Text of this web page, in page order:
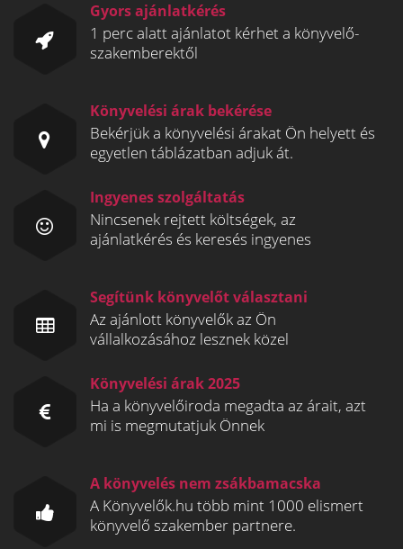
Gyors ajánlatkérés
1 perc alatt ajánlatot kérhet a könyvelő-
szakemberektől
Könyvelési árak bekérése
Bekérjük a könyvelési árakat Ön helyett és
egyetlen táblázatban adjuk át.
Ingyenes szolgáltatás
Nincsenek rejtett költségek, az
ajánlatkérés és keresés ingyenes
Segítünk könyvelőt választani
Az ajánlott könyvelők az Ön
vállalkozásához lesznek közel
Könyvelési árak 2025
Ha a könyvelőiroda megadta az árait, azt
mi is megmutatjuk Önnek
A könyvelés nem zsákbamacska
A Könyvelők.hu több mint 1000 elismert
könyvelő szakember partnere.